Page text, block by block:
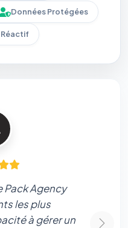
Données Protégées
Pack Agency
les plus
à gérer un